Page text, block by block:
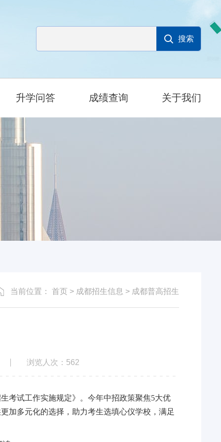
升学问答 成绩查询 关于我们
当前位置： 首页 > 成都招生信息 > 成都普高招生
浏览人次： 562
考试工作实施规定》。今年中招政策聚焦5大优
加多元化的选择，助力考生选填心仪学校，满足